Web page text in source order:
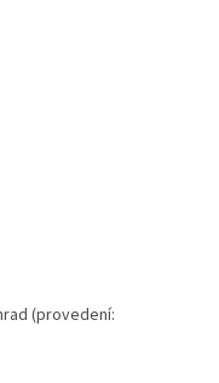
(provedení: